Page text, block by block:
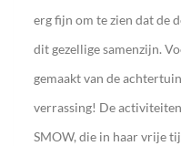
erg fijn om te zien dat de
dit gezellige samenzijn.
gemaakt van de
verrassing! De
SMOW, die in haar vrije